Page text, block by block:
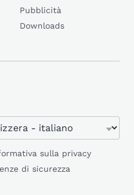
Pubblicità
Downloads
sulla privacy
di sicurezza